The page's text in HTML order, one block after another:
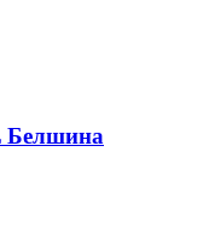
Белшина